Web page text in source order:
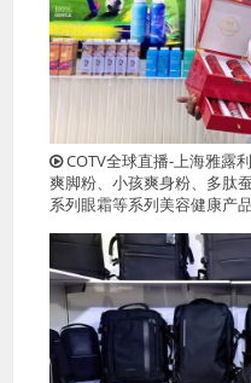
COTV全球直播-上海雅露
爽脚粉、小孩爽身粉、多肽
系列眼霜等系列美容健康产